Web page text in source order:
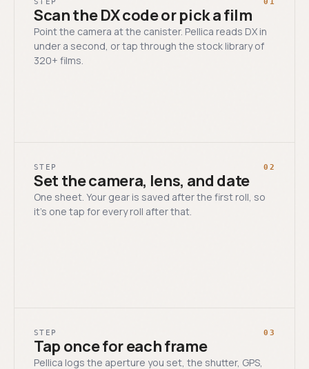
Scan the DX code or pick a film
Point the camera at the canister. Pellica reads DX in
under a second, or tap through the stock library of
320+ films.
STEP 02
Set the camera, lens, and date
One sheet. Your gear is saved after the first roll, so
it’s one tap for every roll after that.
STEP 03
Tap once for each frame
Pellica logs the aperture you set, the shutter, GPS,